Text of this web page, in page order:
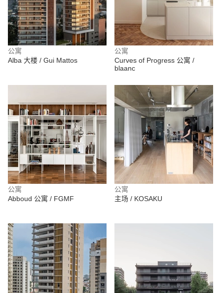
公寓
Alba 大楼 / Gui Mattos
公寓
Curves of Progress 公寓 /
blaanc
公寓
Abboud 公寓 / FGMF
公寓
主场 / KOSAKU